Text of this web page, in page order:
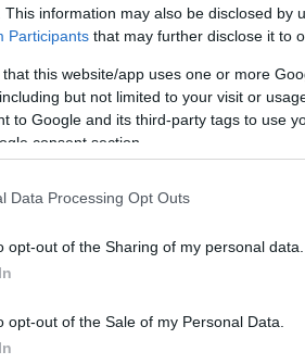
This information may also be disclosed by
Participants that may further disclose it to
that this website/app uses one or more
but not limited to your visit or
to Google and its third-party tags to use
consent section.
Data Processing Opt Outs
opt-out of the Sharing of my personal data.
opt-out of the Sale of my Personal Data.
Τα «Μουσικά
εγκαταστάσεις του
βάθος, εύρος και έναν
της να επιλέξει τα πιο
Πρώτον, τη νέα ενότητα
σολίστ από τη Ρουμανία.
έρχονται να συναντήσουν
από τις πιο
καλλιτεχνική συνάντηση